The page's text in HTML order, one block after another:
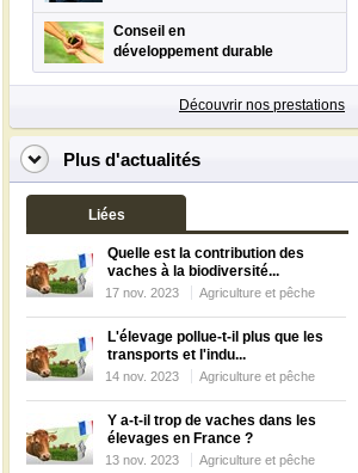
Conseil en
développement durable
Découvrir nos prestations
Plus d'actualités
Liées
Quelle est la contribution des
vaches à la biodiversité...
17 nov. 2023 Agriculture et pêche
L'élevage pollue-t-il plus que les
transports et l'indu...
14 nov. 2023 Agriculture et pêche
Y a-t-il trop de vaches dans les
élevages en France ?
13 nov. 2023 Agriculture et pêche